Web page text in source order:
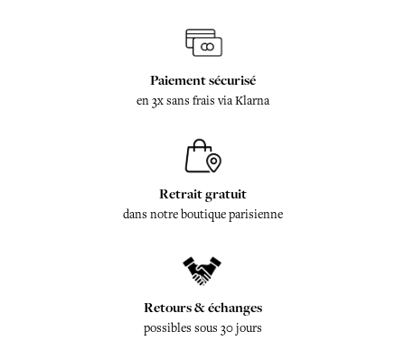
Paiement sécurisé
en 3x sans frais via Klarna
Retrait gratuit
dans notre boutique parisienne
Retours & échanges
possibles sous 30 jours